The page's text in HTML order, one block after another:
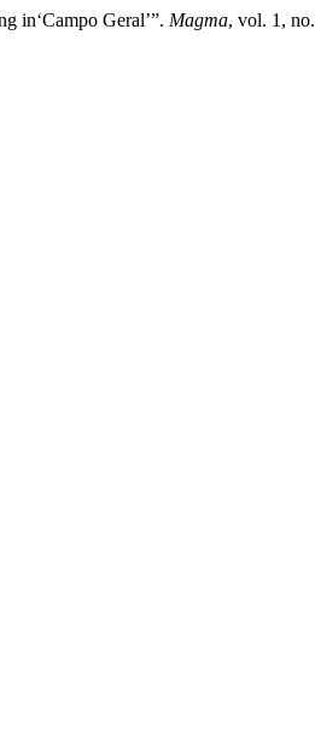
in‘Campo Geral’”. Magma, vol. 1,